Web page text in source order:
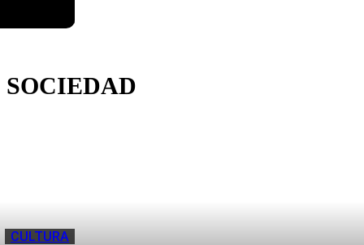
SOCIEDAD
CULTURA